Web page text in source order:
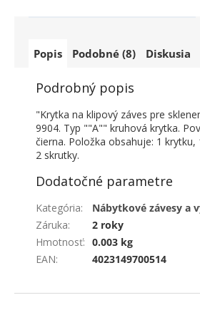
Popis Podobné (8) Diskusia
Podrobný popis
"Krytka na klipový záves pre
9904. Typ ""A"" kruhová krytka.
čierna. Položka obsahuje: 1
2 skrutky.
Dodatočné parametre
Kategória:
Nábytkové závesy a
Záruka:
2 roky
Hmotnosť: 0.003 kg
EAN: 4023149700514
ZÁPÄTIE